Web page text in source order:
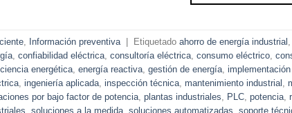
, Información preventiva | Etiquetado ahorro de energía industrial
, confiabilidad eléctrica, consultoría eléctrica, consumo eléctrico,
energética, energía reactiva, gestión de energía,
, ingeniería aplicada, inspección técnica, mantenimiento industrial
por bajo factor de potencia, plantas industriales PLC, potencia,
soluciones a la medida, soluciones automatizadas soporte